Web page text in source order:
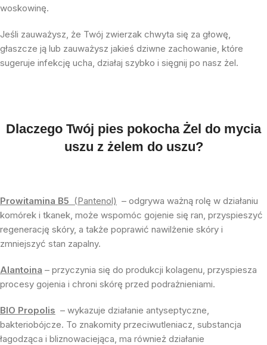
woskowinę.
Jeśli zauważysz, że Twój zwierzak chwyta się za głowę,
głaszcze ją lub zauważysz jakieś dziwne zachowanie, które
sugeruje infekcję ucha, działaj szybko i sięgnij po nasz żel.
Dlaczego Twój pies pokocha Żel do mycia
uszu z żelem do uszu?
Prowitamina B5 (Pantenol) – odgrywa ważną rolę w działaniu
komórek i tkanek, może wspomóc gojenie się ran, przyspieszyć
regenerację skóry, a także poprawić nawilżenie skóry i
zmniejszyć stan zapalny.
Alantoina – przyczynia się do produkcji kolagenu, przyspiesza
procesy gojenia i chroni skórę przed podrażnieniami.
BIO Propolis – wykazuje działanie antyseptyczne,
bakteriobójcze. To znakomity przeciwutleniacz, substancja
łagodząca i bliznowaciejąca, ma również działanie